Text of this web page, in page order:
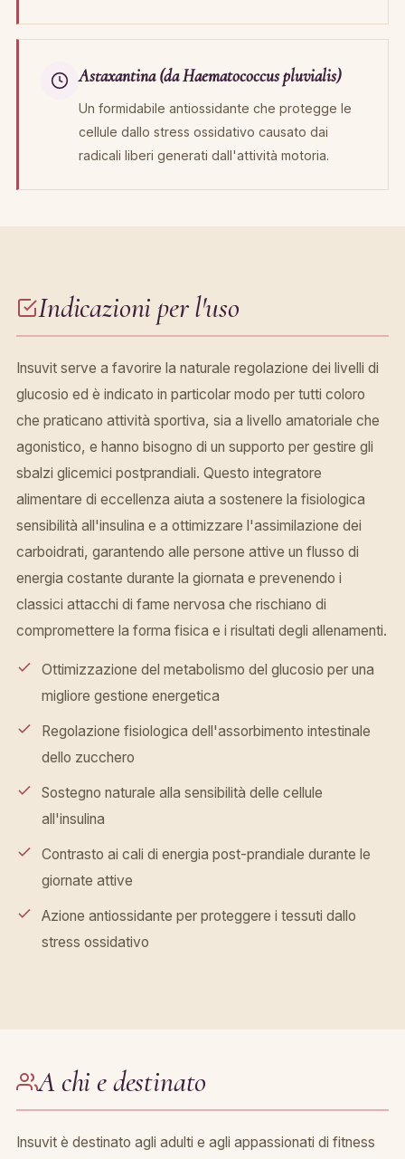
Astaxantina (da Haematococcus pluvialis)
Un formidabile antiossidante che protegge le
cellule dallo stress ossidativo causato dai
radicali liberi generati dall'attività motoria.
Indicazioni per l'uso
Insuvit serve a favorire la naturale regolazione dei livelli di
glucosio ed è indicato in particolar modo per tutti coloro
che praticano attività sportiva, sia a livello amatoriale che
agonistico, e hanno bisogno di un supporto per gestire gli
sbalzi glicemici postprandiali. Questo integratore
alimentare di eccellenza aiuta a sostenere la fisiologica
sensibilità all'insulina e a ottimizzare l'assimilazione dei
carboidrati, garantendo alle persone attive un flusso di
energia costante durante la giornata e prevenendo i
classici attacchi di fame nervosa che rischiano di
compromettere la forma fisica e i risultati degli allenamenti.
Ottimizzazione del metabolismo del glucosio per una
migliore gestione energetica
Regolazione fisiologica dell'assorbimento intestinale
dello zucchero
Sostegno naturale alla sensibilità delle cellule
all'insulina
Contrasto ai cali di energia post-prandiale durante le
giornate attive
Azione antiossidante per proteggere i tessuti dallo
stress ossidativo
A chi e destinato
Insuvit è destinato agli adulti e agli appassionati di fitness